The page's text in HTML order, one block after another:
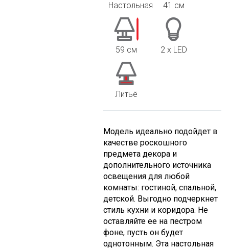
Настольная 41 см
59 см 2 х LED
Литьё
Модель идеально подойдет в
качестве роскошного
предмета декора и
дополнительного источника
освещения для любой
комнаты: гостиной, спальной,
детской. Выгодно подчеркнет
стиль кухни и коридора. Не
оставляйте ее на пестром
фоне, пусть он будет
однотонным. Эта настольная